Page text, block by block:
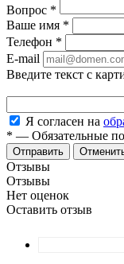
Вопрос *
Ваше имя *
Телефон *
E-mail
Введите текст с
Я согласен на
* — Обязательные
Отзывы
Отзывы
Нет оценок
Оставить отзыв